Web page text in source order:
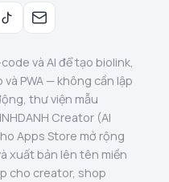
và AI để tạo biolink,
PWA — không cần lập
thư viện mẫu
Creator (AI
Apps Store mở rộng
xuất bản lên tên miền
cho creator, shop